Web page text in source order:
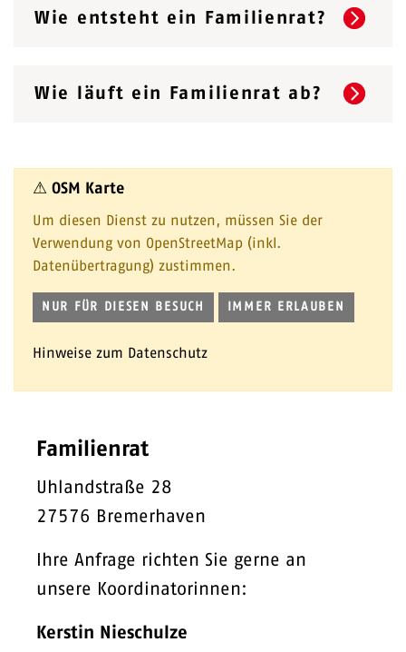
Wie entsteht ein Familienrat?
Wie läuft ein Familienrat ab?
⚠ OSM Karte
Um diesen Dienst zu nutzen, müssen Sie der
Verwendung von OpenStreetMap (inkl.
Datenübertragung) zustimmen.
NUR FÜR DIESEN BESUCH IMMER ERLAUBEN
Hinweise zum Datenschutz
Familienrat
Uhlandstraße 28
27576 Bremerhaven
Ihre Anfrage richten Sie gerne an
unsere Koordinatorinnen:
Kerstin Nieschulze